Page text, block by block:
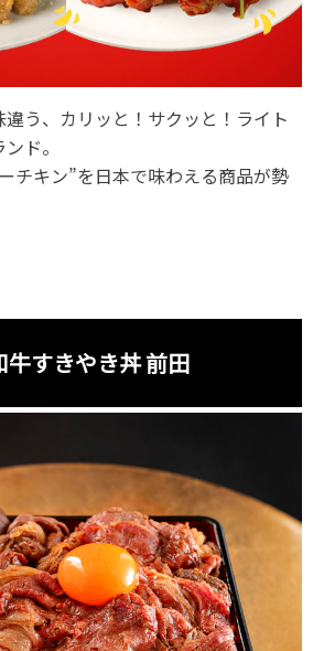
う、カリッと！サクッと！ライト
ド。
チキン”を日本で味わえる商品が勢
牛すきやき丼 前田